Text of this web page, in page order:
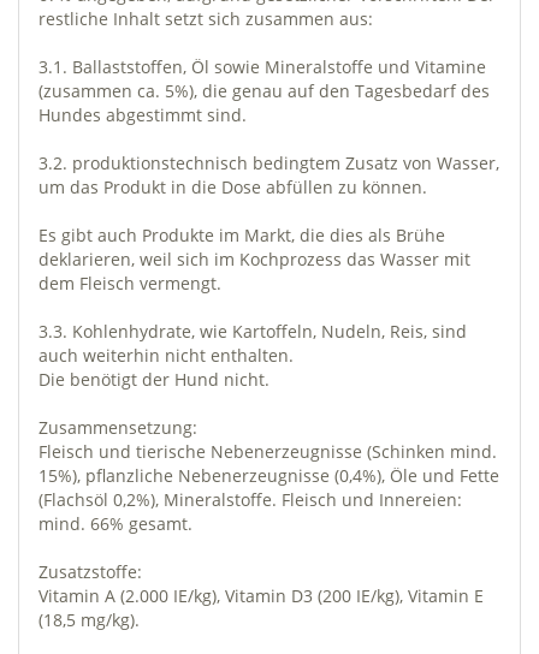
restliche Inhalt setzt sich zusammen aus:
3.1. Ballaststoffen, Öl sowie Mineralstoffe und Vitamine
(zusammen ca. 5%), die genau auf den Tagesbedarf des
Hundes abgestimmt sind.
3.2. produktionstechnisch bedingtem Zusatz von Wasser,
um das Produkt in die Dose abfüllen zu können.
Es gibt auch Produkte im Markt, die dies als Brühe
deklarieren, weil sich im Kochprozess das Wasser mit
dem Fleisch vermengt.
3.3. Kohlenhydrate, wie Kartoffeln, Nudeln, Reis, sind
auch weiterhin nicht enthalten.
Die benötigt der Hund nicht.
Zusammensetzung:
Fleisch und tierische Nebenerzeugnisse (Schinken mind.
15%), pflanzliche Nebenerzeugnisse (0,4%), Öle und Fette
(Flachsöl 0,2%), Mineralstoffe. Fleisch und Innereien:
mind. 66% gesamt.
Zusatzstoffe:
Vitamin A (2.000 IE/kg), Vitamin D3 (200 IE/kg), Vitamin E
(18,5 mg/kg).